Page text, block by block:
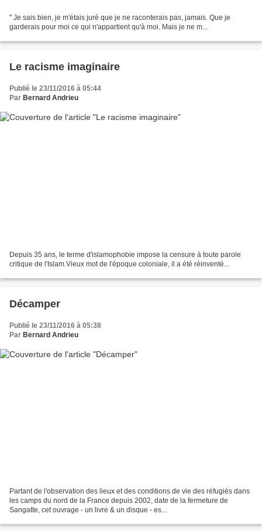
" Je sais bien, je m'étais juré que je ne raconterais pas, jamais. Que je
garderais pour moi ce qui n'appartient qu'à moi. Mais je ne m...
Le racisme imaginaire
Publié le 23/11/2016 à 05:44
Par Bernard Andrieu
Depuis 35 ans, le terme d'islamophobie impose la censure à toute parole
critique de l'Islam.Vieux mot de l'époque coloniale, il a été réinventé...
Décamper
Publié le 23/11/2016 à 05:38
Par Bernard Andrieu
Partant de l'observation des lieux et des conditions de vie des réfugiés dans
les camps du nord de la France depuis 2002, date de la fermeture de
Sangatte, cet ouvrage - un livre & un disque - es...